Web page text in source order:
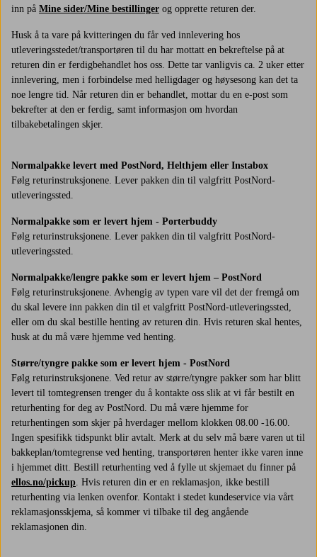
inn på Mine sider/Mine bestillinger og opprette returen der.
Husk å ta vare på kvitteringen du får ved innlevering hos
utleveringsstedet/transportøren til du har mottatt en bekreftelse på at
returen din er ferdigbehandlet hos oss. Dette tar vanligvis ca. 2 uker etter
innlevering, men i forbindelse med helligdager og høysesong kan det ta
noe lengre tid. Når returen din er behandlet, mottar du en e-post som
bekrefter at den er ferdig, samt informasjon om hvordan
tilbakebetalingen skjer.
Normalpakke levert med PostNord, Helthjem eller Instabox
Følg returinstruksjonene. Lever pakken din til valgfritt PostNord-
utleveringssted.
Normalpakke som er levert hjem - Porterbuddy
Følg returinstruksjonene. Lever pakken din til valgfritt PostNord-
utleveringssted.
Normalpakke/lengre pakke som er levert hjem – PostNord
Følg retur­instruksjonene. Avhengig av typen vare vil det der fremgå om
du skal levere inn pakken din til et valgfritt PostNord-utleveringssted,
eller om du skal bestille henting av returen din. Hvis returen skal hentes,
husk at du må være hjemme ved henting.
Større/tyngre pakke som er levert hjem - PostNord
Følg returinstruksjonene. Ved retur av større/tyngre pakker som har blitt
levert til tomtegrensen trenger du å kontakte oss slik at vi får bestilt en
returhenting for deg av PostNord. Du må være hjemme for
returhentingen som skjer på hverdager mellom klokken 08.00 -16.00.
Ingen spesifikk tidspunkt blir avtalt. Merk at du selv må bære varen ut til
bakkeplan/tomtegrense ved henting, transportøren henter ikke varen inne
i hjemmet ditt. Bestill returhenting ved å fylle ut skjemaet du finner på
ellos.no/pickup. Hvis returen din er en reklamasjon, ikke bestill
returhenting via lenken ovenfor. Kontakt i stedet kundeservice via vårt
reklamasjonsskjema, så kommer vi tilbake til deg angående
reklamasjonen din.